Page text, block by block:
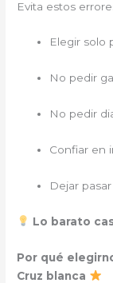
Evita estos
Elegir solo
No pedir
No pedir
Confiar en
Dejar
Lo barato
Por qué
Cruz blanca